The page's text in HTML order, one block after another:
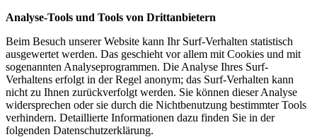
Analyse-Tools und Tools von Drittanbietern
Beim Besuch unserer Website kann Ihr Surf-Verhalten statistisch
ausgewertet werden. Das geschieht vor allem mit Cookies und mit
sogenannten Analyseprogrammen. Die Analyse Ihres Surf-
Verhaltens erfolgt in der Regel anonym; das Surf-Verhalten kann
nicht zu Ihnen zurückverfolgt werden. Sie können dieser Analyse
widersprechen oder sie durch die Nichtbenutzung bestimmter Tools
verhindern. Detaillierte Informationen dazu finden Sie in der
folgenden Datenschutzerklärung.